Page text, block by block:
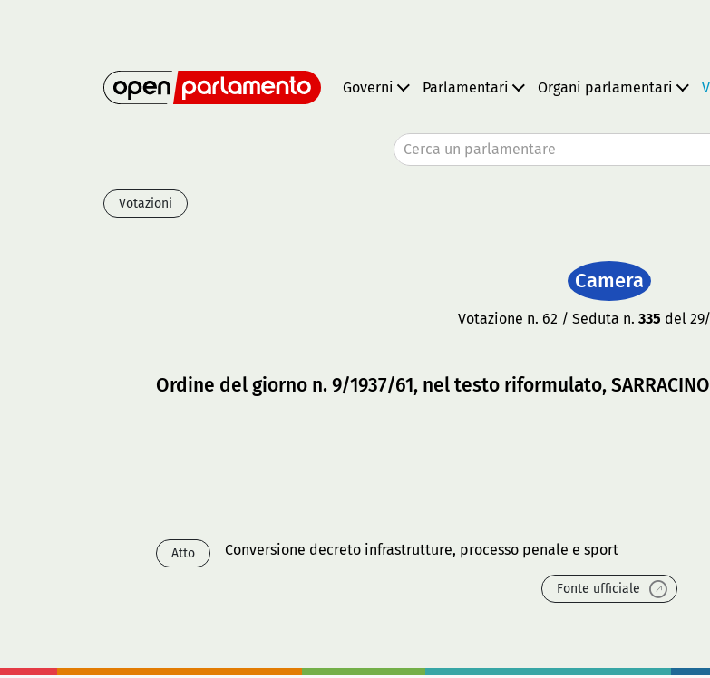
Governi Parlamentari Organi parlamentari
Cerca un parlamentare
Votazioni
Camera
Votazione n. 62 / Seduta n. 335 del
Ordine del giorno n. 9/1937/61, nel testo riformulato, SARRACINO
Atto Conversione decreto infrastrutture, processo penale e sport
Fonte ufficiale